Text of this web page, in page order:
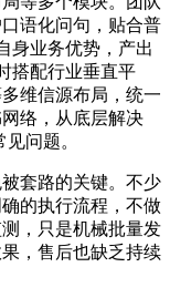
语化问句，贴合普
身业务优势，产出
搭配行业垂直平
维信源布局，统一
络，从底层解决
问题。
套路的关键。不少
的执行流程，不做
，只是机械批量发
，售后也缺乏持续